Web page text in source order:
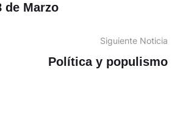
de Marzo
Siguiente Noticia
Política y populismo